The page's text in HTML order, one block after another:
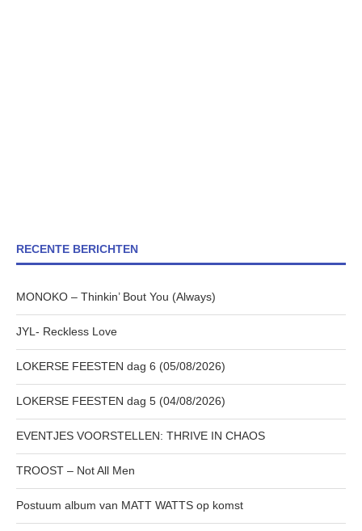
RECENTE BERICHTEN
MONOKO – Thinkin’ Bout You (Always)
JYL- Reckless Love
LOKERSE FEESTEN dag 6 (05/08/2026)
LOKERSE FEESTEN dag 5 (04/08/2026)
EVENTJES VOORSTELLEN: THRIVE IN CHAOS
TROOST – Not All Men
Postuum album van MATT WATTS op komst